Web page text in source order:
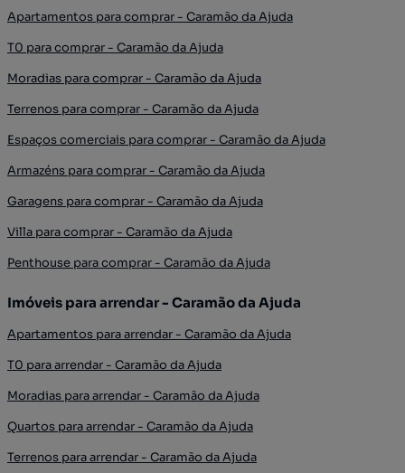
Apartamentos para comprar - Caramão da Ajuda
T0 para comprar - Caramão da Ajuda
Moradias para comprar - Caramão da Ajuda
Terrenos para comprar - Caramão da Ajuda
Espaços comerciais para comprar - Caramão da Ajuda
Armazéns para comprar - Caramão da Ajuda
Garagens para comprar - Caramão da Ajuda
Villa para comprar - Caramão da Ajuda
Penthouse para comprar - Caramão da Ajuda
Imóveis para arrendar - Caramão da Ajuda
Apartamentos para arrendar - Caramão da Ajuda
T0 para arrendar - Caramão da Ajuda
Moradias para arrendar - Caramão da Ajuda
Quartos para arrendar - Caramão da Ajuda
Terrenos para arrendar - Caramão da Ajuda